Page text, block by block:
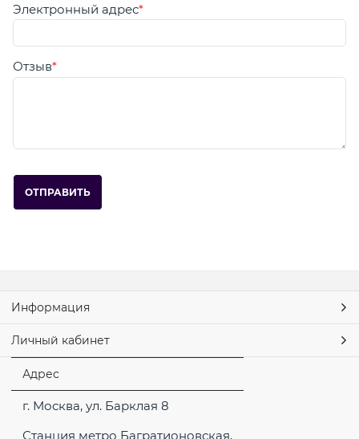
Электронный адрес
Отзыв
Информация
Личный кабинет
Адрес
г. Москва, ул. Барклая 8
Станция метро Багратионовская,